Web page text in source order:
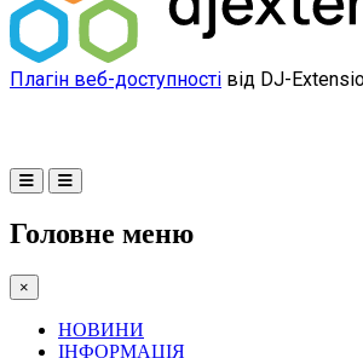
Плагін веб-доступності від DJ-
Головне меню
×
НОВИНИ
ІНФОРМАЦІЯ